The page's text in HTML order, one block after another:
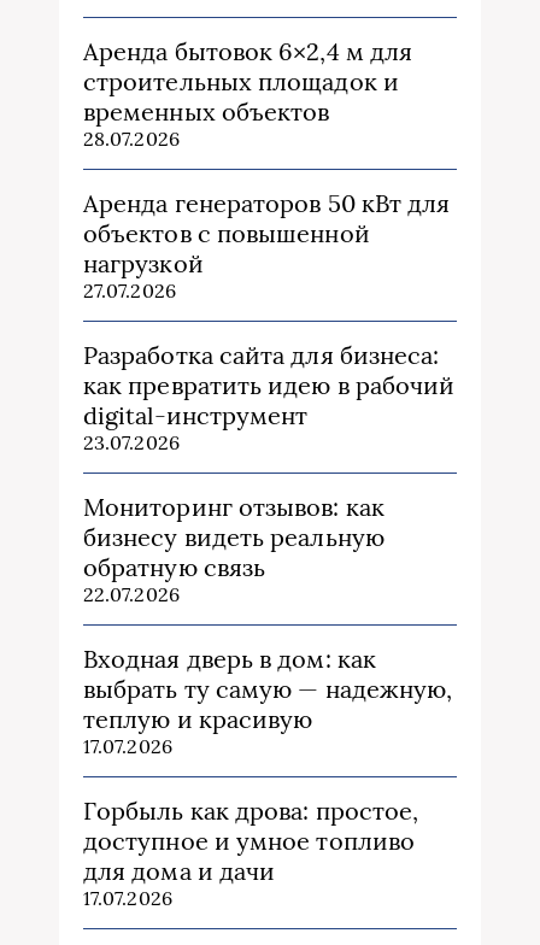
Аренда бытовок 6×2,4 м для
строительных площадок и
временных объектов
28.07.2026
Аренда генераторов 50 кВт для
объектов с повышенной
нагрузкой
27.07.2026
Разработка сайта для бизнеса:
как превратить идею в рабочий
digital-инструмент
23.07.2026
Мониторинг отзывов: как
бизнесу видеть реальную
обратную связь
22.07.2026
Входная дверь в дом: как
выбрать ту самую — надежную,
теплую и красивую
17.07.2026
Горбыль как дрова: простое,
доступное и умное топливо
для дома и дачи
17.07.2026